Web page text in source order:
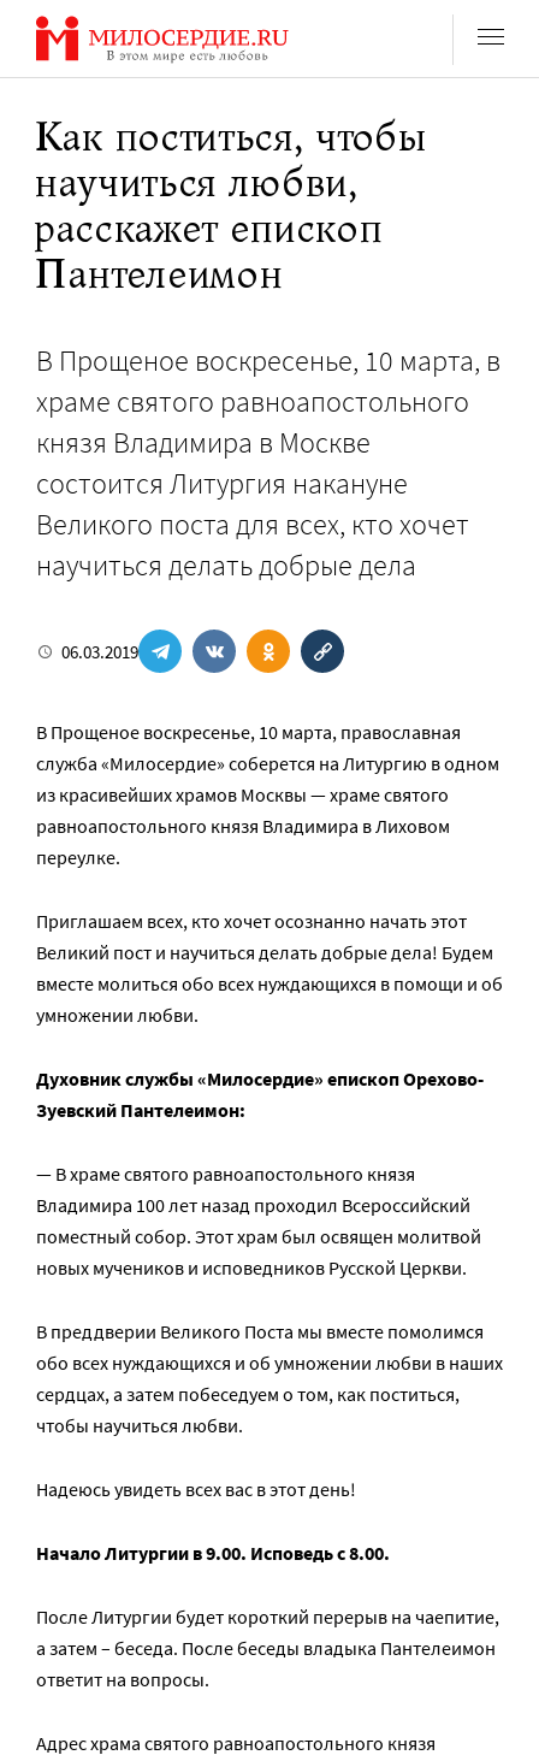
Перейти
содержанию
Как поститься, чтобы
научиться любви,
расскажет епископ
Пантелеимон
В Прощеное воскресенье, 10 марта, в
храме святого равноапостольного
князя Владимира в Москве
состоится Литургия накануне
Великого поста для всех, кто хочет
научиться делать добрые дела
06.03.2019
В Прощеное воскресенье, 10 марта, православная
служба «Милосердие» соберется на Литургию в одном
из красивейших храмов Москвы — храме святого
равноапостольного князя Владимира в Лиховом
переулке.
Приглашаем всех, кто хочет осознанно начать этот
Великий пост и научиться делать добрые дела! Будем
вместе молиться обо всех нуждающихся в помощи и об
умножении любви.
Духовник службы «Милосердие» епископ Орехово-
Зуевский Пантелеимон:
— В храме святого равноапостольного князя
Владимира 100 лет назад проходил Всероссийский
поместный собор. Этот храм был освящен молитвой
новых мучеников и исповедников Русской Церкви.
В преддверии Великого Поста мы вместе помолимся
обо всех нуждающихся и об умножении любви в наших
сердцах, а затем побеседуем о том, как поститься,
чтобы научиться любви.
Надеюсь увидеть всех вас в этот день!
Начало Литургии в 9.00. Исповедь с 8.00.
После Литургии будет короткий перерыв на чаепитие,
а затем – беседа. После беседы владыка Пантелеимон
ответит на вопросы.
Адрес храма святого равноапостольного князя